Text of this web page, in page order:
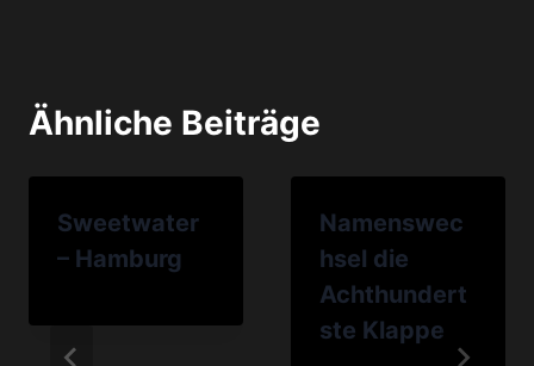
Ähnliche Beiträge
Sweetwater
– Hamburg
Namenswec
hsel die
Achthundert
ste Klappe